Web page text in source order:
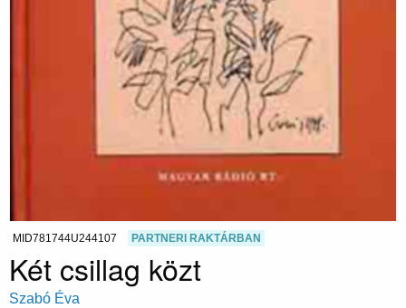
MID781744U244107 PARTNERI RAKTÁRBAN
Két csillag közt
Szabó Éva